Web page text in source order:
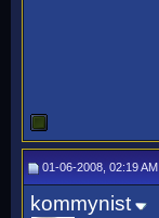
01-06-2008, 02:19 AM
kommynist